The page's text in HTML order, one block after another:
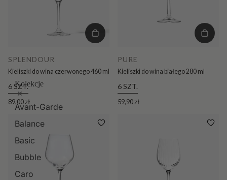
Kolekcje
Avant-Garde
Balance
Basic
Bubble
Caro
SPLENDOUR
Kieliszki do wina czerwonego 460 ml
6 SZT.
89,00 zł
PURE
Kieliszki do wina białego 280 ml
6 SZT.
59,90 zł